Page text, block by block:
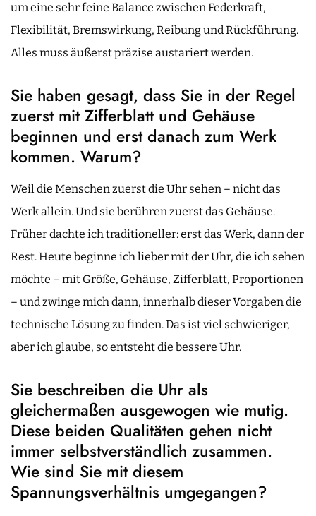
um eine sehr feine Balance zwischen Federkraft,
Flexibilität, Bremswirkung, Reibung und Rückführung.
Alles muss äußerst präzise austariert werden.
Sie haben gesagt, dass Sie in der Regel
zuerst mit Zifferblatt und Gehäuse
beginnen und erst danach zum Werk
kommen. Warum?
Weil die Menschen zuerst die Uhr sehen – nicht das
Werk allein. Und sie berühren zuerst das Gehäuse.
Früher dachte ich traditioneller: erst das Werk, dann der
Rest. Heute beginne ich lieber mit der Uhr, die ich sehen
möchte – mit Größe, Gehäuse, Zifferblatt, Proportionen
– und zwinge mich dann, innerhalb dieser Vorgaben die
technische Lösung zu finden. Das ist viel schwieriger,
aber ich glaube, so entsteht die bessere Uhr.
Sie beschreiben die Uhr als
gleichermaßen ausgewogen wie mutig.
Diese beiden Qualitäten gehen nicht
immer selbstverständlich zusammen.
Wie sind Sie mit diesem
Spannungsverhältnis umgegangen?